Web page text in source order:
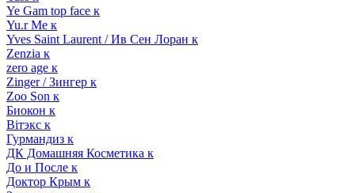
Ye Gam top face к
Yu.r Me к
Yves Saint Laurent / Ив Сен Лоран к
Zenzia к
zero age к
Zinger / Зингер к
Zoo Son к
Биокон к
Вiтэкс к
Гурмандиз к
ДК Домашняя Косметика к
До и После к
Доктор Крым к